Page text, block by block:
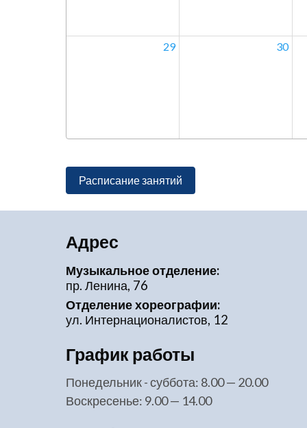
29 30
Расписание занятий
Адрес
Музыкальное отделение:
пр. Ленина, 76
Отделение хореографии:
ул. Интернационалистов, 12
График работы
понедельник - суббота: 8.00 — 20.00
воскресенье: 9.00 — 14.00